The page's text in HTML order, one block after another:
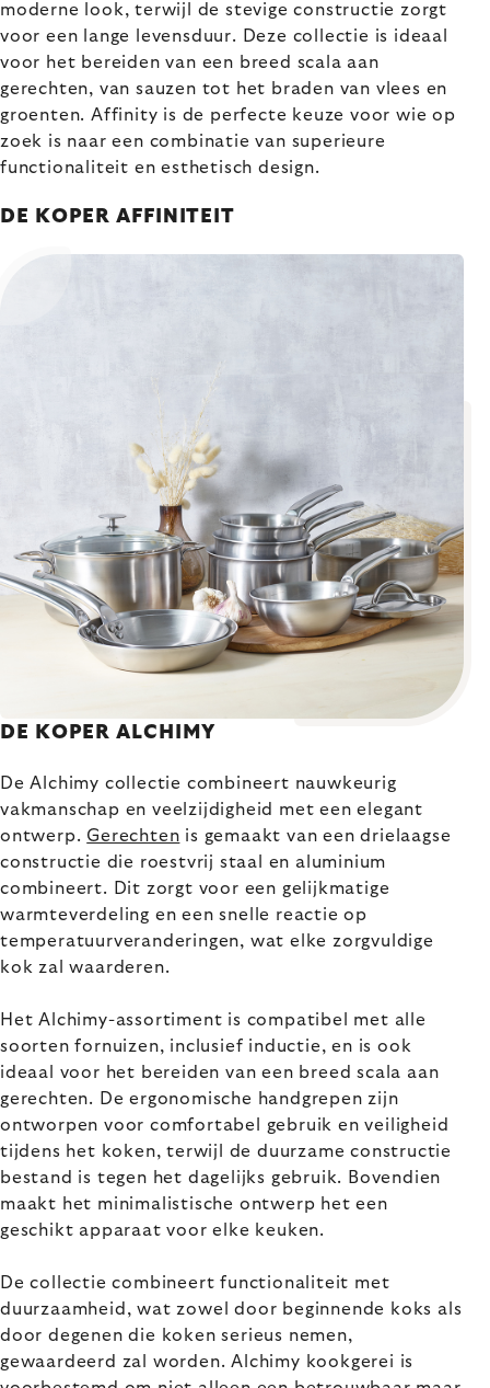
moderne look, terwijl de stevige constructie zorgt
voor een lange levensduur. Deze collectie is ideaal
voor het bereiden van een breed scala aan
gerechten, van sauzen tot het braden van vlees en
groenten. Affinity is de perfecte keuze voor wie op
zoek is naar een combinatie van superieure
functionaliteit en esthetisch design.
DE KOPER AFFINITEIT
DE KOPER ALCHIMY
De Alchimy collectie combineert nauwkeurig
vakmanschap en veelzijdigheid met een elegant
ontwerp. Gerechten is gemaakt van een drielaagse
constructie die roestvrij staal en aluminium
combineert. Dit zorgt voor een gelijkmatige
warmteverdeling en een snelle reactie op
temperatuurveranderingen, wat elke zorgvuldige
kok zal waarderen.
Het Alchimy-assortiment is compatibel met alle
soorten fornuizen, inclusief inductie, en is ook
ideaal voor het bereiden van een breed scala aan
gerechten. De ergonomische handgrepen zijn
ontworpen voor comfortabel gebruik en veiligheid
tijdens het koken, terwijl de duurzame constructie
bestand is tegen het dagelijks gebruik. Bovendien
maakt het minimalistische ontwerp het een
geschikt apparaat voor elke keuken.
De collectie combineert functionaliteit met
duurzaamheid, wat zowel door beginnende koks als
door degenen die koken serieus nemen,
gewaardeerd zal worden. Alchimy kookgerei is